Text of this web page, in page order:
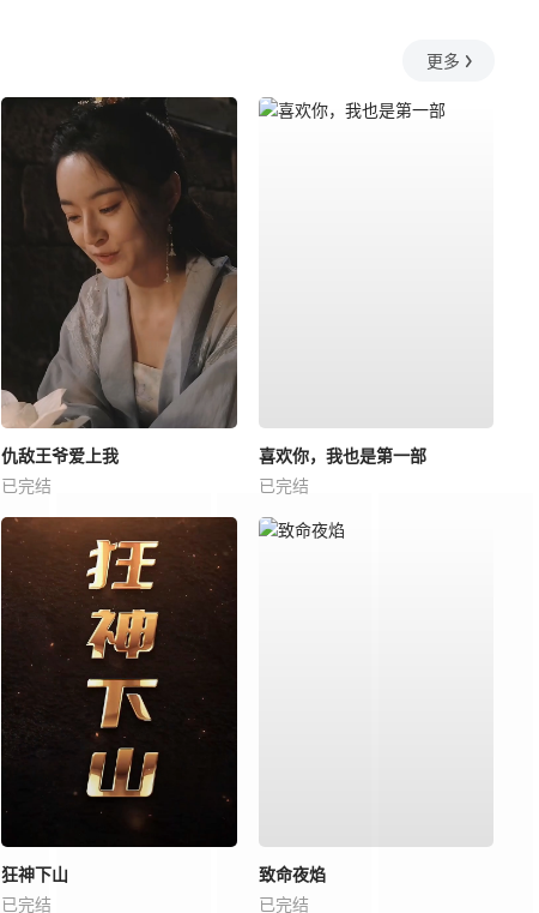
更多
仇敌王爷爱上我
已完结
喜欢你，我也是第一部
已完结
狂神下山
已完结
致命夜焰
已完结